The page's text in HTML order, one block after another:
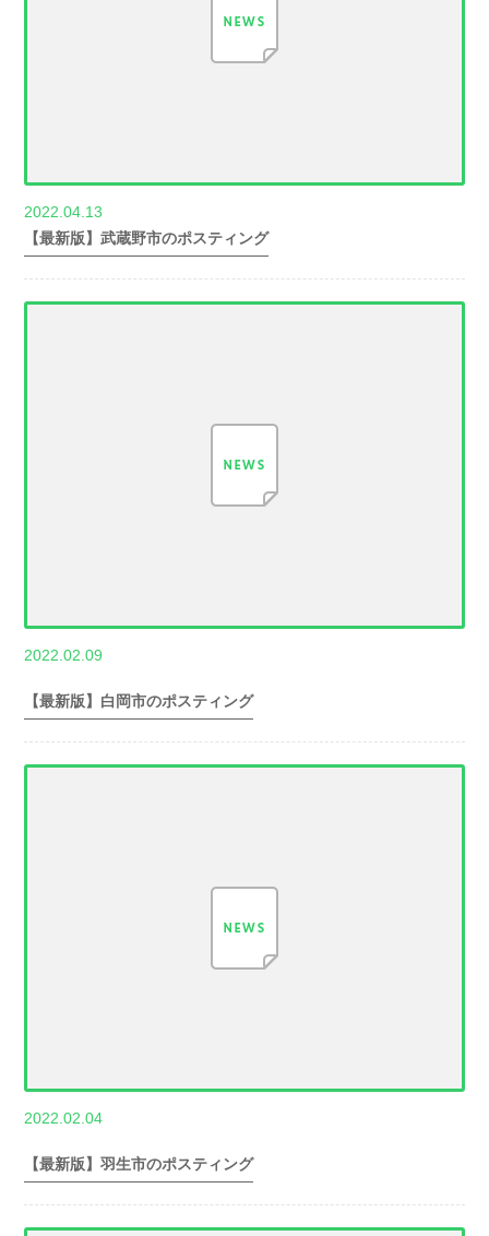
2022.04.13
【最新版】武蔵野市のポスティング
2022.02.09
【最新版】白岡市のポスティング
2022.02.04
【最新版】羽生市のポスティング